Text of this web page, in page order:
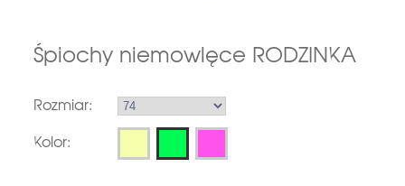
Śpiochy niemowlęce RODZINKA
Rozmiar:
Kolor: